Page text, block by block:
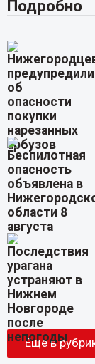
Подробно
Еще в